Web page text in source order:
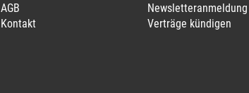
AGB
Kontakt
Newsletteranmeldung
Verträge kündigen